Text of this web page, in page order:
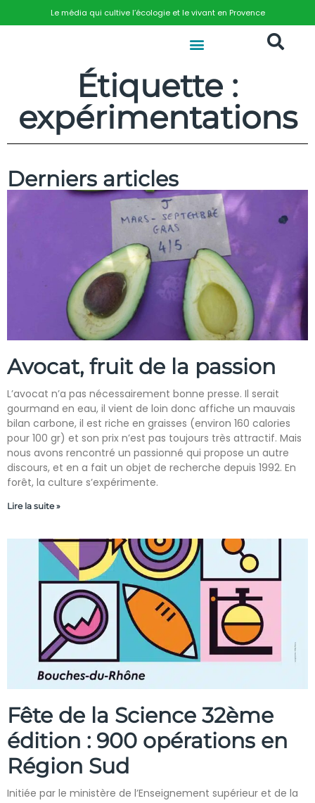
Le média qui cultive l’écologie et le vivant en Provence
Étiquette :
expérimentations
Derniers articles
Avocat, fruit de la passion
L’avocat n’a pas nécessairement bonne presse. Il serait
gourmand en eau, il vient de loin donc affiche un mauvais
bilan carbone, il est riche en graisses (environ 160 calories
pour 100 gr) et son prix n’est pas toujours très attractif. Mais
nous avons rencontré un passionné qui propose un autre
discours, et en a fait un objet de recherche depuis 1992. En
forêt, la culture s’expérimente.
Lire la suite »
Fête de la Science 32ème
édition : 900 opérations en
Région Sud
Initiée par le ministère de l’Enseignement supérieur et de la